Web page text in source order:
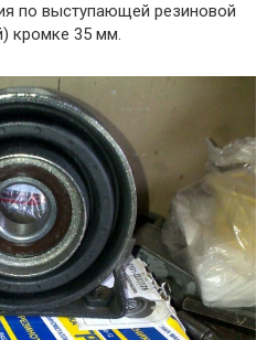
по выступающей резиновой
кромке 35 мм.